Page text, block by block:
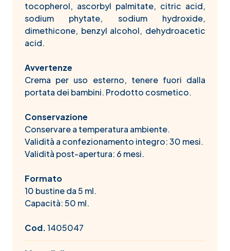
tocopherol, ascorbyl palmitate, citric acid,
sodium phytate, sodium hydroxide,
dimethicone, benzyl alcohol, dehydroacetic
acid.
Avvertenze
Crema per uso esterno, tenere fuori dalla
portata dei bambini. Prodotto cosmetico.
Conservazione
Conservare a temperatura ambiente.
Validità a confezionamento integro: 30 mesi.
Validità post-apertura: 6 mesi.
Formato
10 bustine da 5 ml.
Capacità: 50 ml.
Cod.1405047